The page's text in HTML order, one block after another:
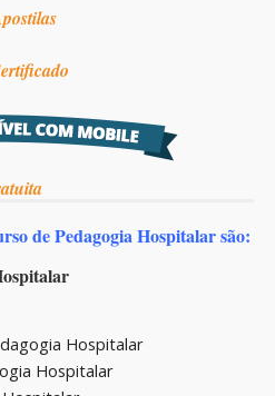
de Pedagogia Hospitalar são:
Hospitalar
Hospitalar